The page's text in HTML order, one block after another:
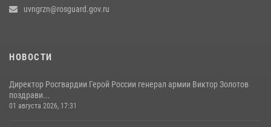
uvngrzn@rosguard.gov.ru
НОВОСТИ
Директор Росгвардии Герой России генерал армии Виктор Золотов
поздрави...
01 августа 2026, 17:31